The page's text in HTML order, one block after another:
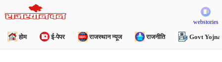
webstories
होम ई-पेपर राजस्थान न्यूज राजनीति Govt Yojna